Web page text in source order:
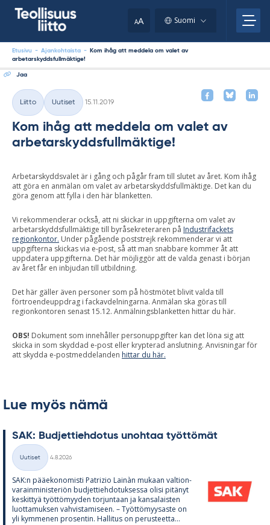
AA Suomi
Etusivu - Ajankohtaista -
Kom ihåg att meddela om valet av
arbetarskyddsfullmäktige!
Jaa
Kategoriat
Liitto Uutiset
15.11.2019
Kom ihåg att meddela om valet av
arbetarskyddsfullmäktige!
Arbetarskyddsvalet är i gång och pågår fram till slutet av året. Kom ihåg
att göra en anmälan om valet av arbetarskyddsfullmäktige. Det kan du
göra genom att fylla i den här blanketten.
Vi rekommenderar också, att ni skickar in uppgifterna om valet av
arbetarskyddsfullmäktige till byråsekreteraren på Industrifackets
regionkontor. Under pågående poststrejk rekommenderar vi att
uppgifterna skickas via e-post, så att man snabbare kommer åt att
uppdatera uppgifterna. Det här möjliggör att de valda genast i början
av året får en inbjudan till utbildning.
Det här gäller även personer som på höstmötet blivit valda till
förtroendeuppdrag i fackavdelningarna. Anmälan ska göras till
regionkontoren senast 15.12. Anmälningsblanketten hittar du här.
OBS! Dokument som innehåller personuppgifter kan det löna sig att
skicka in som skyddad e-post eller krypterad anslutning. Anvisningar för
att skydda e-postmeddelanden hittar du här.
Lue myös nämä
SAK: Bud­jet­tieh­do­tus unoh­taa työt­tö­mät
Kategoriat
Uutiset
4.8.2026
SAK:n pää­e­ko­no­misti Pat­rizio Lainàn mu­kaan val­tion­
va­rain­mi­nis­te­riön bud­jet­tieh­do­tuk­sessa olisi pi­tä­nyt
kes­kit­tyä työt­tö­myy­den tor­jun­taan ja kan­sa­lais­ten
luot­ta­muk­sen vah­vis­ta­mi­seen. – Työt­tö­myy­saste on
yli kym­me­nen pro­sen­tin. Hal­li­tus on pe­rus­teetta...
clipboard.)